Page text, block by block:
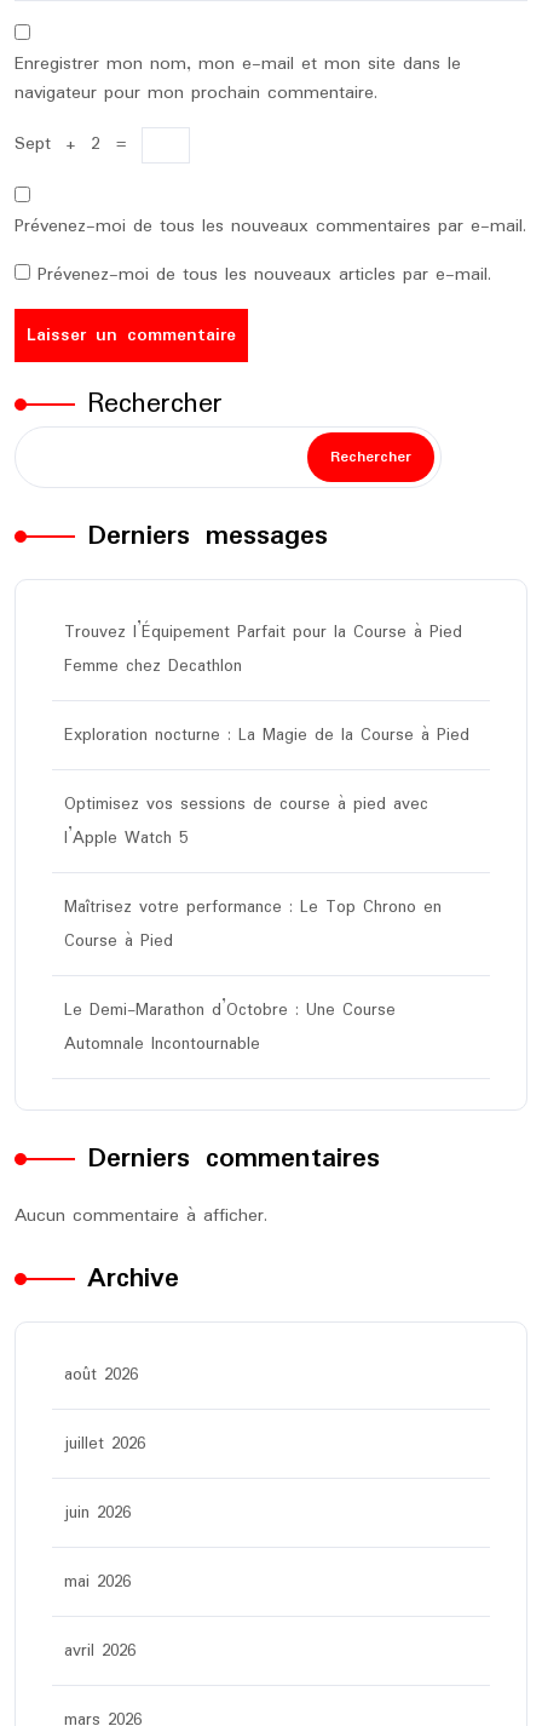
Enregistrer mon nom, mon e-mail et mon site dans le
navigateur pour mon prochain commentaire.
Sept + 2 =
Prévenez-moi de tous les nouveaux commentaires par e-mail.
Prévenez-moi de tous les nouveaux articles par e-mail.
Rechercher
Rechercher
Derniers messages
Trouvez l’Équipement Parfait pour la Course à Pied
Femme chez Decathlon
Exploration nocturne : La Magie de la Course à Pied
Optimisez vos sessions de course à pied avec
l’Apple Watch 5
Maîtrisez votre performance : Le Top Chrono en
Course à Pied
Le Demi-Marathon d’Octobre : Une Course
Automnale Incontournable
Derniers commentaires
Aucun commentaire à afficher.
Archive
août 2026
juillet 2026
juin 2026
mai 2026
avril 2026
mars 2026